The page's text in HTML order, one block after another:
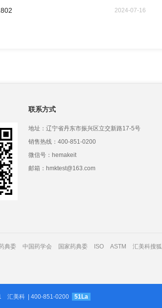
2024-07-16
联系方式
地址：辽宁省丹东市振兴区立交新路17-5号
销售热线：400-851-0200
微信号：hemakeit
邮箱：hmktest@163.com
典委 中国药学会 国家药典委 ISO ASTM
汇美科搜狐
汇美科 | 400-851-0200 51La